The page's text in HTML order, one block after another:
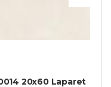
20х60 Laparet